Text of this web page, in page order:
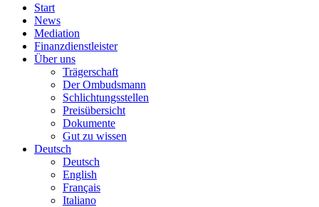
Start
News
Mediation
Finanzdienstleister
Über uns
Trägerschaft
Der Ombudsmann
Schlichtungsstellen
Preisübersicht
Dokumente
Gut zu wissen
Deutsch
Deutsch
English
Français
Italiano